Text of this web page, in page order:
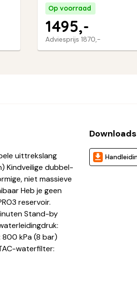
Op voorraad
Adviesprijs 1870,-
1495,-
uittrekslang
Kindveilige dubbel-
niet massieve
Heb je geen
reservoir.
Stand-by
kPa (8 bar)
waterfilter: